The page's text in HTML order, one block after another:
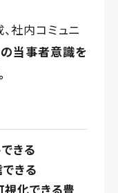
社内コミュニ
当事者意識を
きる
きる
化できる豊